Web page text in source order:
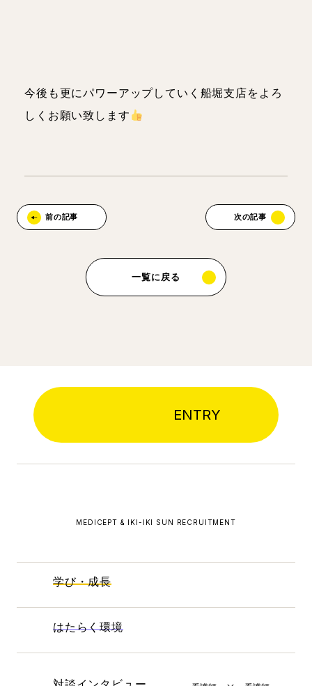
今後も更にパワーアップしていく船堀支店をよろ
しくお願い致します
前の記事 次の記事
一覧に戻る
ENTRY
MEDICEPT & IKI-IKI SUN RECRUITMENT
学び・成長
はたらく環境